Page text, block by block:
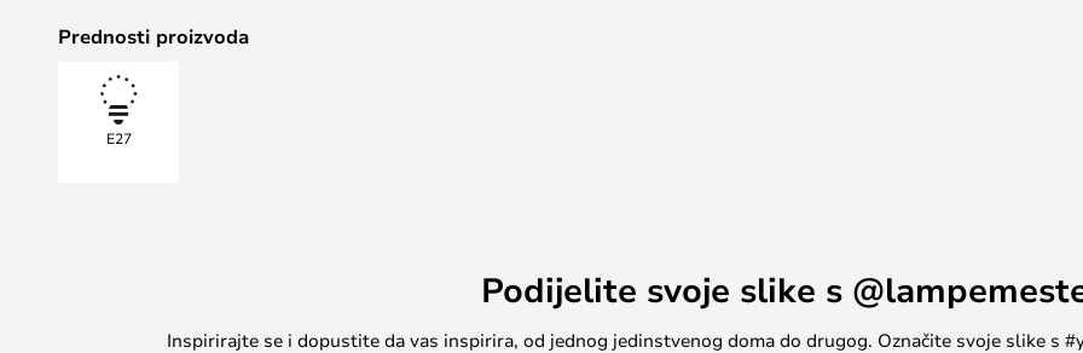
1 okret: Puna svjetlina
2 okreta: Otprilike 50% razine 1
Da bi radila, svjetiljka se mora brzo paliti i gasiti uzastopno. Većina žarulja tada će
Prednosti proizvoda
E27
Podijelite svoje slike s
Inspirirajte se i dopustite da vas inspirira, od jednog jedinstvenog doma do drugog. Označite svoje slike s